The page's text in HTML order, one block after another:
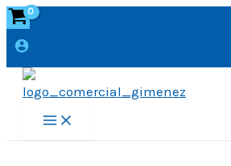
Ir
al
Main
Menu